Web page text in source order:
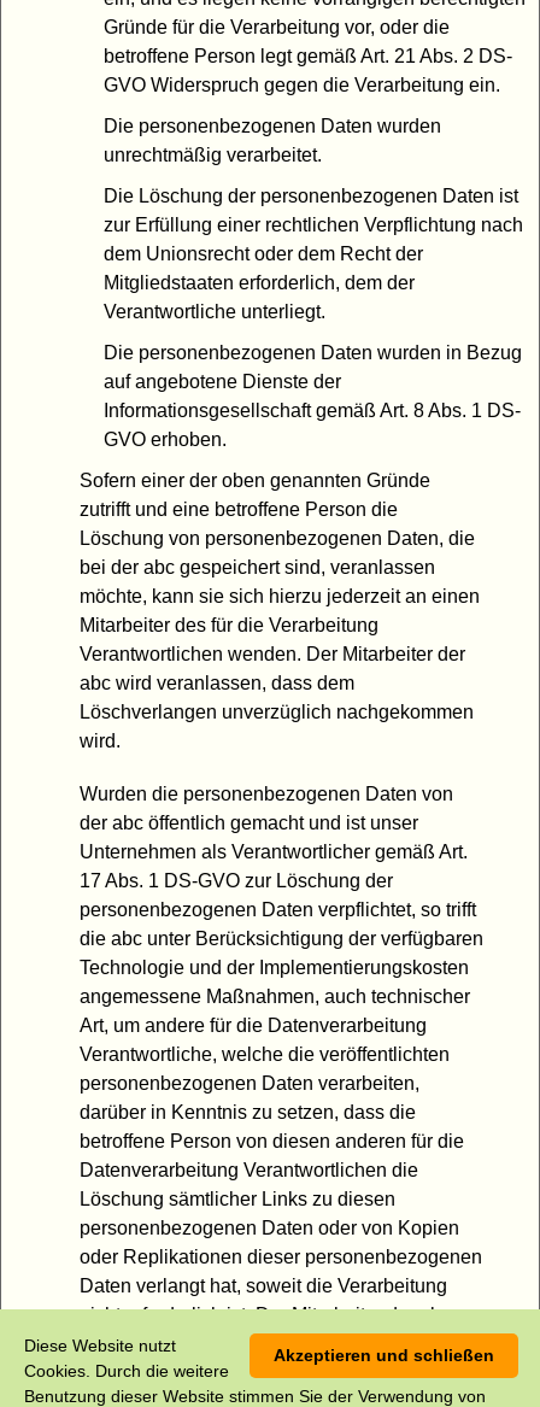
Gründe für die Verarbeitung vor, oder die
betroffene Person legt gemäß Art. 21 Abs. 2 DS-
GVO Widerspruch gegen die Verarbeitung ein.
Die personenbezogenen Daten wurden
unrechtmäßig verarbeitet.
Die Löschung der personenbezogenen Daten ist
zur Erfüllung einer rechtlichen Verpflichtung nach
dem Unionsrecht oder dem Recht der
Mitgliedstaaten erforderlich, dem der
Verantwortliche unterliegt.
Die personenbezogenen Daten wurden in Bezug
auf angebotene Dienste der
Informationsgesellschaft gemäß Art. 8 Abs. 1 DS-
GVO erhoben.
Sofern einer der oben genannten Gründe
zutrifft und eine betroffene Person die
Löschung von personenbezogenen Daten, die
bei der abc gespeichert sind, veranlassen
möchte, kann sie sich hierzu jederzeit an einen
Mitarbeiter des für die Verarbeitung
Verantwortlichen wenden. Der Mitarbeiter der
abc wird veranlassen, dass dem
Löschverlangen unverzüglich nachgekommen
wird.
Wurden die personenbezogenen Daten von
der abc öffentlich gemacht und ist unser
Unternehmen als Verantwortlicher gemäß Art.
17 Abs. 1 DS-GVO zur Löschung der
personenbezogenen Daten verpflichtet, so trifft
die abc unter Berücksichtigung der verfügbaren
Technologie und der Implementierungskosten
angemessene Maßnahmen, auch technischer
Art, um andere für die Datenverarbeitung
Verantwortliche, welche die veröffentlichten
personenbezogenen Daten verarbeiten,
darüber in Kenntnis zu setzen, dass die
betroffene Person von diesen anderen für die
Datenverarbeitung Verantwortlichen die
Löschung sämtlicher Links zu diesen
personenbezogenen Daten oder von Kopien
oder Replikationen dieser personenbezogenen
Daten verlangt hat, soweit die Verarbeitung
nicht erforderlich ist. Der Mitarbeiter der abc
wird im Einzelfall das Notwendige veranlassen.
Akzeptieren und schließen
Diese Website nutzt
Cookies. Durch die weitere
Benutzung dieser Website stimmen Sie der Verwendung von